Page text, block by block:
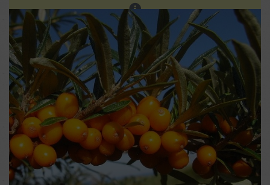
Les ventes sur place continuent. Prochain réassort sur
notre site en fin d'été.